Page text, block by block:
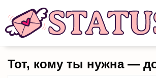
Тот, кому ты нужна —